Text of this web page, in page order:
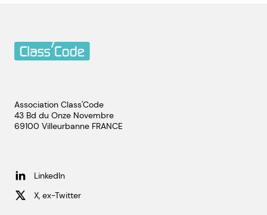
Association Class'Code
43 Bd du Onze Novembre
69100 Villeurbanne FRANCE
LinkedIn
X, ex-Twitter